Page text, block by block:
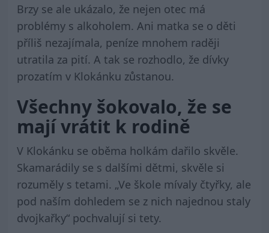
Brzy se ale ukázalo, že nejen otec má
problémy s alkoholem. Ani matka se o děti
příliš nezajímala, peníze mnohem raději
utratila za pití. A tak se rozhodlo, že dívky
prozatím v Klokánku zůstanou.
Všechny šokovalo, že se
mají vrátit k rodině
V Klokánku se oběma holkám dařilo skvěle.
Skamarádily se s dalšími dětmi, skvěle si
rozuměly s tetami. „Ve škole mívaly čtyřky, ale
pod naším dohledem se z nich najednou staly
dvojkařky“ pochvalují si tety.